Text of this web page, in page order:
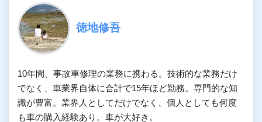
徳地修吾
10年間、事故車修理の業務に携わる。技術的な業務だけ
でなく、車業界自体に合計で15年ほど勤務。専門的な知
識が豊富。業界人としてだけでなく、個人としても何度
も車の購入経験あり。車が大好き。